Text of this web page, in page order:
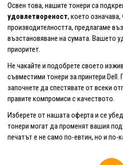
Освен това, нашите тонери са
удовлетвореност, което
производителността, предлагаме
възстановяване на сумата. Вашето
приоритет.
Не чакайте и подобрете своето
съвместими тонери за принтери
започнете да спестявате от всеки
правите компромиси с качеството.
Изберете от нашата оферта и се
тонери могат да променят вашия
печатът е не само по-евтин, но и по-